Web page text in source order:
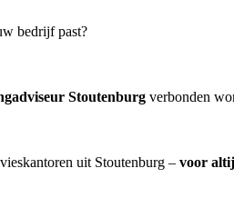
bedrijf past?
Stoutenburg verbonden
uit Stoutenburg – voor